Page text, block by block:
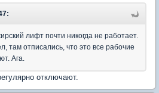
лифт почти никогда не работает.
там отписались, что это все рабочие
Ага.
отключают.